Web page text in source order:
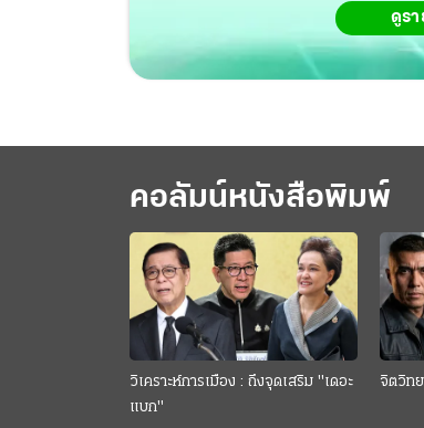
ดูรา
คอลัมน์หนังสือพิมพ์
วิเคราะห์การเมือง : ถึงจุดเสริม "เดอะ
แบก"
จิตวิท